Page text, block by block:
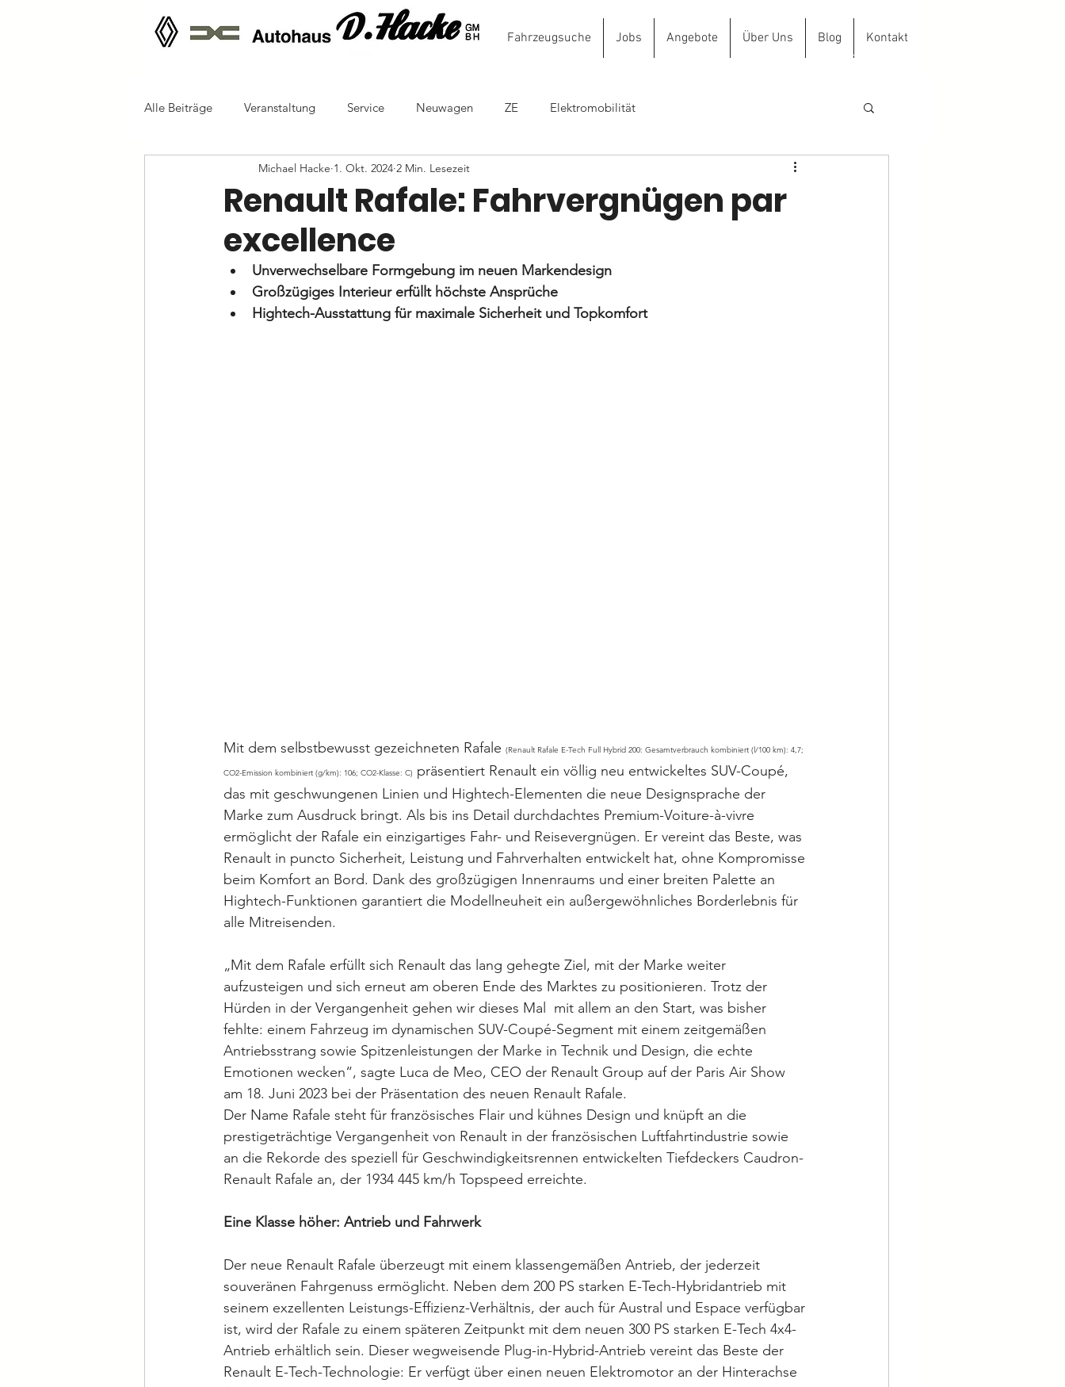
Fahrzeugsuche Jobs Angebote Über Uns Blog Kontakt
Autohaus D.Hacke GmbH
Alle Beiträge Veranstaltung Service Neuwagen ZE Elektromobilität
Renault Rafale: Fahrvergnügen par
excellence
Michael Hacke 1. Okt. 2024 2 Min. Lesezeit
Unverwechselbare Formgebung im neuen Markendesign
Großzügiges Interieur erfüllt höchste Ansprüche
Hightech-Ausstattung für maximale Sicherheit und Topkomfort
Mit dem selbstbewusst gezeichneten Rafale (Renault Rafale E-Tech Full Hybrid 200: Gesamtverbrauch kombiniert (l/100 km): 4,7;
CO2-Emission kombiniert (g/km): 106; CO2-Klasse: C) präsentiert Renault ein völlig neu entwickeltes SUV-Coupé,
das mit geschwungenen Linien und Hightech-Elementen die neue Designsprache der
Marke zum Ausdruck bringt. Als bis ins Detail durchdachtes Premium-Voiture-à-vivre
ermöglicht der Rafale ein einzigartiges Fahr- und Reisevergnügen. Er vereint das Beste, was
Renault in puncto Sicherheit, Leistung und Fahrverhalten entwickelt hat, ohne Kompromisse
beim Komfort an Bord. Dank des großzügigen Innenraums und einer breiten Palette an
Hightech-Funktionen garantiert die Modellneuheit ein außergewöhnliches Borderlebnis für
alle Mitreisenden.
„Mit dem Rafale erfüllt sich Renault das lang gehegte Ziel, mit der Marke weiter
aufzusteigen und sich erneut am oberen Ende des Marktes zu positionieren. Trotz der
Hürden in der Vergangenheit gehen wir dieses Mal  mit allem an den Start, was bisher
fehlte: einem Fahrzeug im dynamischen SUV-Coupé-Segment mit einem zeitgemäßen
Antriebsstrang sowie Spitzenleistungen der Marke in Technik und Design, die echte
Emotionen wecken“, sagte Luca de Meo, CEO der Renault Group auf der Paris Air Show
am 18. Juni 2023 bei der Präsentation des neuen Renault Rafale.
Der Name Rafale steht für französisches Flair und kühnes Design und knüpft an die
prestigeträchtige Vergangenheit von Renault in der französischen Luftfahrtindustrie sowie
an die Rekorde des speziell für Geschwindigkeitsrennen entwickelten Tiefdeckers Caudron-
Renault Rafale an, der 1934 445 km/h Topspeed erreichte.
Eine Klasse höher: Antrieb und Fahrwerk
Der neue Renault Rafale überzeugt mit einem klassengemäßen Antrieb, der jederzeit
souveränen Fahrgenuss ermöglicht. Neben dem 200 PS starken E-Tech-Hybridantrieb mit
seinem exzellenten Leistungs-Effizienz-Verhältnis, der auch für Austral und Espace verfügbar
ist, wird der Rafale zu einem späteren Zeitpunkt mit dem neuen 300 PS starken E-Tech 4x4-
Antrieb erhältlich sein. Dieser wegweisende Plug-in-Hybrid-Antrieb vereint das Beste der
Renault E-Tech-Technologie: Er verfügt über einen neuen Elektromotor an der Hinterachse